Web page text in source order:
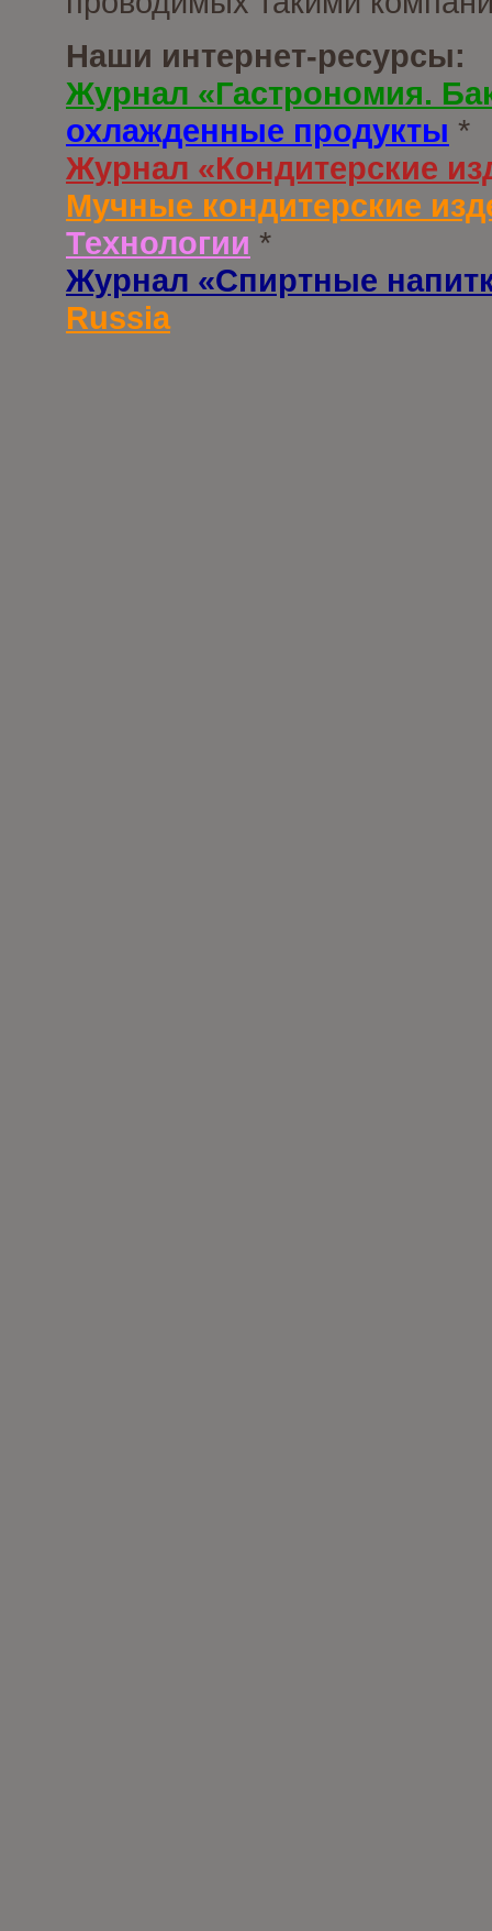
Наши интернет-ресурсы:
Журнал «Гастрономия.
охлажденные продукты *
Журнал «Кондитерские
Мучные кондитерские
Технологии *
Журнал «Спиртные
Russia